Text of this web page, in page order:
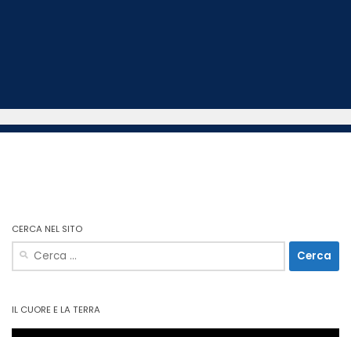
CERCA NEL SITO
Ricerca
per:
IL CUORE E LA TERRA